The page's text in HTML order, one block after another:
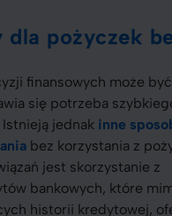
pożyczek
finansowych może
się potrzeba
jednak inne
bez korzystania z
jest skorzystanie z
bankowych, które
historii kredytowej,